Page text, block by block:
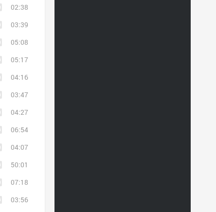
02:38
03:39
05:08
05:17
04:16
03:47
04:27
06:54
04:07
50:01
07:18
03:56